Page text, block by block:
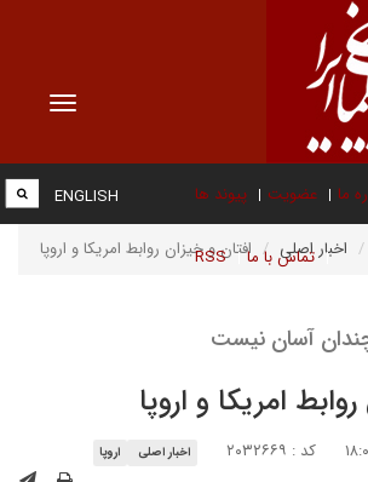
Toggle
ما عضویت پیوند ها
تماس با ما RSS
ENGLISH
اخبار اصلی افتان و خیزان روابط امریکا و اروپا
آسان نیست
امریکا و اروپا
کد : ۲۰۳۲۶۶۹ اخبار اصلی اروپا